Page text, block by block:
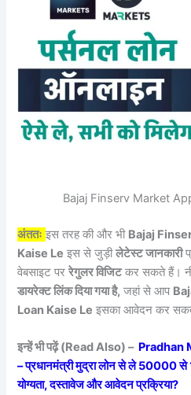
Bajaj Finserv Market
अंततः इस तरह की और भी Bajaj
Kaise Le इस से जुड़ीलेटेस्ट जानकारी
वेबसाइट पररेगुलर विजिटकर सकते हैं।
डायरेक्ट लिंक दिया गया है, जहां से आप
Loan Kaise Le इसका आवेदन कर
इन्हें भी पढ़ें (Read Also) – Pradhan
– प्रधानमंत्री मुद्रा लोन से ले 50000
योग्यता, दस्तावेज और आवेदन प्रक्रिया?